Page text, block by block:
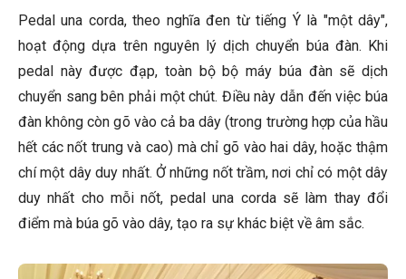
Pedal una corda, theo nghĩa đen từ tiếng Ý là "một dây",
hoạt động dựa trên nguyên lý dịch chuyển búa đàn. Khi
pedal này được đạp, toàn bộ bộ máy búa đàn sẽ dịch
chuyển sang bên phải một chút. Điều này dẫn đến việc búa
đàn không còn gõ vào cả ba dây (trong trường hợp của hầu
hết các nốt trung và cao) mà chỉ gõ vào hai dây, hoặc thậm
chí một dây duy nhất. Ở những nốt trầm, nơi chỉ có một dây
duy nhất cho mỗi nốt, pedal una corda sẽ làm thay đổi
điểm mà búa gõ vào dây, tạo ra sự khác biệt về âm sắc.